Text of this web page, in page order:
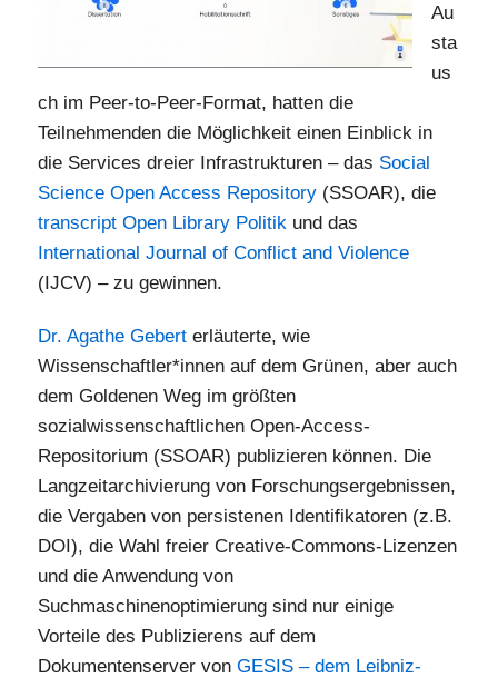
Au
sta
us
ch im Peer-to-Peer-Format, hatten die
Teilnehmenden die Möglichkeit einen Einblick in
die Services dreier Infrastrukturen – das Social
Science Open Access Repository (SSOAR), die
transcript Open Library Politik und das
International Journal of Conflict and Violence
(IJCV) – zu gewinnen.
Dr. Agathe Gebert erläuterte, wie
Wissenschaftler*innen auf dem Grünen, aber auch
dem Goldenen Weg im größten
sozialwissenschaftlichen Open-Access-
Repositorium (SSOAR) publizieren können. Die
Langzeitarchivierung von Forschungsergebnissen,
die Vergaben von persistenen Identifikatoren (z.B.
DOI), die Wahl freier Creative-Commons-Lizenzen
und die Anwendung von
Suchmaschinenoptimierung sind nur einige
Vorteile des Publizierens auf dem
Dokumentenserver vonGESIS – dem Leibniz-